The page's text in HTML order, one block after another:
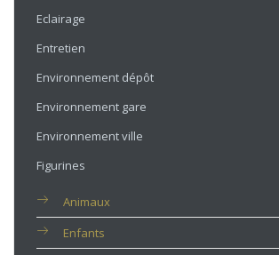
Eclairage
Entretien
Environnement dépôt
Environnement gare
Environnement ville
Figurines
Animaux
Enfants